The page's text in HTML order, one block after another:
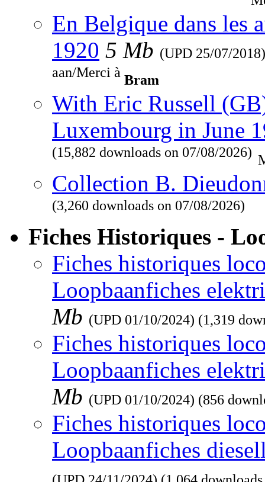
En Belgique dans les
1920 5 Mb (UPD 25/07/2018
aan/Merci à Bram
With Eric Russell
Luxembourg in June
(15,882 downloads on 07/08/2026)
Collection B.
(3,260 downloads on 07/08/2026)
Fiches Historiques -
Fiches historiques
Loopbaanfiches
Mb (UPD 01/10/2024) (1,319
Fiches historiques
Loopbaanfiches
Mb (UPD 01/10/2024) (856
Fiches historiques
Loopbaanfiches